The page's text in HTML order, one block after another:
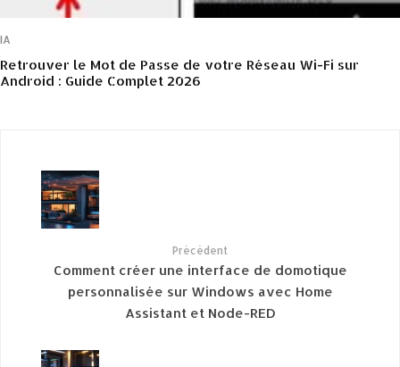
IA
Retrouver le Mot de Passe de votre Réseau Wi-Fi sur
Android : Guide Complet 2026
Précédent
Comment créer une interface de domotique
personnalisée sur Windows avec Home
Assistant et Node-RED